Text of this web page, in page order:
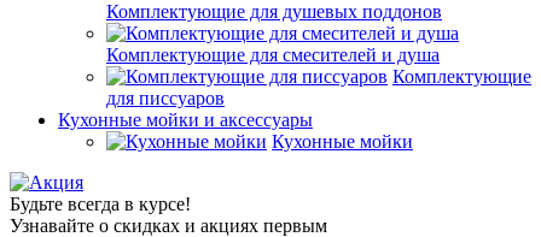
Комплектующие для душевых поддонов
Комплектующие для смесителей и душа
Комплектующие
для писсуаров
Кухонные мойки и аксессуары
Кухонные мойки
Будьте всегда в курсе!
Узнавайте о скидках и акциях первым